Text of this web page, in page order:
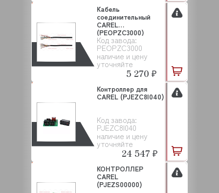
Код завода:
PEOPZC3000
наличие и цену
уточняйте
Кабель
соединительный
CAREL
(PEOPZC3000)
5 270 ₽
Код завода:
PJEZC8I040
наличие и цену
уточняйте
Контроллер для
CAREL (PJEZC8I040)
24 547 ₽
КОНТРОЛЛЕР
CAREL
(PJEZS00000)